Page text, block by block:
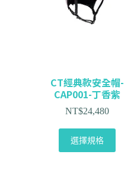
CT經典款安全帽-
CAP001-丁香紫
NT$24,480
選擇規格